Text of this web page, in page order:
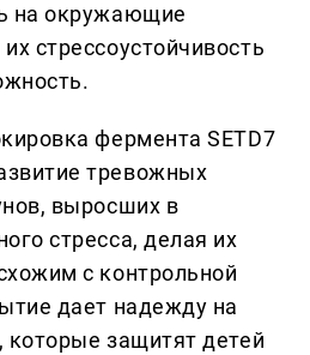
на окружающие
стрессоустойчивость
фермента SETD7
тревожных
выросших в
стресса, делая их
с контрольной
дает надежду на
которые защитят детей